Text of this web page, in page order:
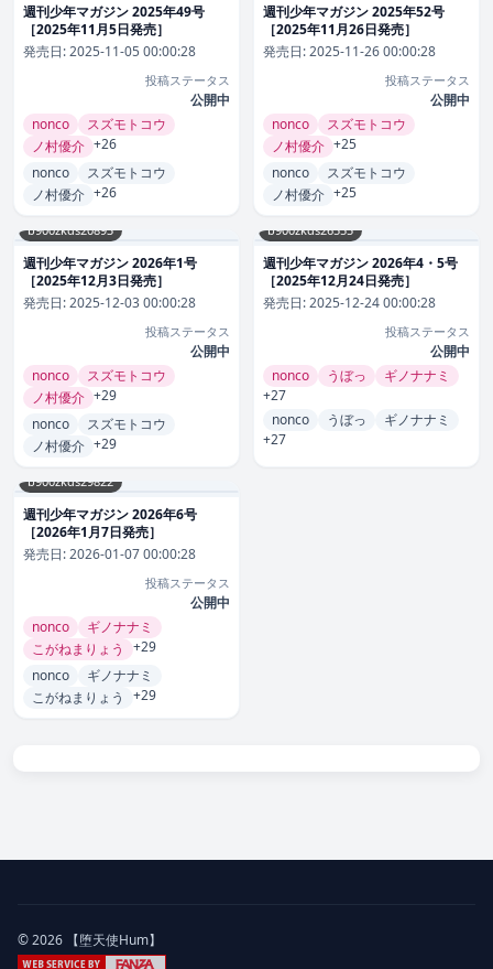
週刊少年マガジン 2025年49号
［2025年11月5日発売］
発売日:2025-11-05 00:00:28
投稿ステータス
公開中
nonco
スズモトコウ
ノ村優介 +26
nonco
スズモトコウ
ノ村優介 +26
週刊少年マガジン 2025年52号
［2025年11月26日発売］
発売日:2025-11-26 00:00:28
投稿ステータス
公開中
nonco
スズモトコウ
ノ村優介 +25
nonco
スズモトコウ
ノ村優介 +25
b900zkds20893
週刊少年マガジン 2026年1号
［2025年12月3日発売］
発売日:2025-12-03 00:00:28
投稿ステータス
公開中
nonco
スズモトコウ
ノ村優介 +29
nonco
スズモトコウ
ノ村優介 +29
b900zkds26555
週刊少年マガジン 2026年4・5号
［2025年12月24日発売］
発売日:2025-12-24 00:00:28
投稿ステータス
公開中
nonco
うぼっ
ギノナナミ
+27
nonco
うぼっ
ギノナナミ
+27
b900zkds29822
週刊少年マガジン 2026年6号
［2026年1月7日発売］
発売日:2026-01-07 00:00:28
投稿ステータス
公開中
nonco
ギノナナミ
こがねまりょう
+29
nonco
ギノナナミ
こがねまりょう
+29
© 2026 【堕天使Hum】